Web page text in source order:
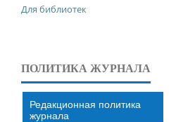
Для библиотек
ПОЛИТИКА ЖУРНАЛА
Редакционная политика
журнала